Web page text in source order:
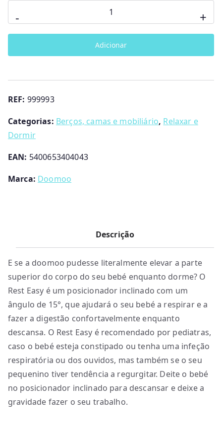
-
de
Almofada
+
Adicionar
REF: 999993
Categorias: Berços, camas e mobiliário, Relaxar e
Dormir
EAN: 5400653404043
Marca: Doomoo
Descrição
E se a doomoo pudesse literalmente elevar a parte
superior do corpo do seu bebé enquanto dorme? O
Rest Easy é um posicionador inclinado com um
ângulo de 15°, que ajudará o seu bebé a respirar e a
fazer a digestão confortavelmente enquanto
descansa. O Rest Easy é recomendado por pediatras,
caso o bebé esteja constipado ou tenha uma infeção
respiratória ou dos ouvidos, mas também se o seu
pequenino tiver tendência a regurgitar. Deite o bebé
no posicionador inclinado para descansar e deixe a
gravidade fazer o seu trabalho.